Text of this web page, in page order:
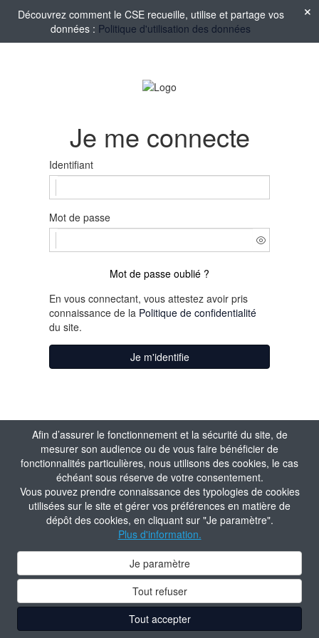
Afin d’assurer le fonctionnement et la sécurité du site, de
mesurer son audience ou de vous faire bénéficier de
fonctionnalités particulières, nous utilisons des cookies, le cas
échéant sous réserve de votre consentement.
Vous pouvez prendre connaissance des typologies de cookies
utilisées sur le site et gérer vos préférences en matière de
dépôt des cookies, en cliquant sur "Je paramètre".
Plus d'information.
Je paramètre
Tout refuser
Tout accepter
Découvrez comment le CSE recueille, utilise et partage vos
données : Politique d'utilisation des données
Je me connecte
Identifiant
Mot de passe
Mot de passe oublié ?
En vous connectant, vous attestez avoir pris
connaissance de la Politique de confidentialité
du site.
Je m'identifie